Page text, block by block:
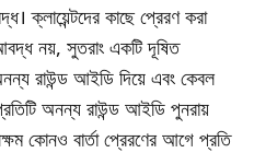
ক্লায়েন্টদের কাছে প্রেরণ করা
নয়, সুতরাং একটি দূষিত
রাউন্ড আইডি দিয়ে এবং কেবল
অনন্য রাউন্ড আইডি পুনরায়
কোনও বার্তা প্রেরণের আগে প্রতি